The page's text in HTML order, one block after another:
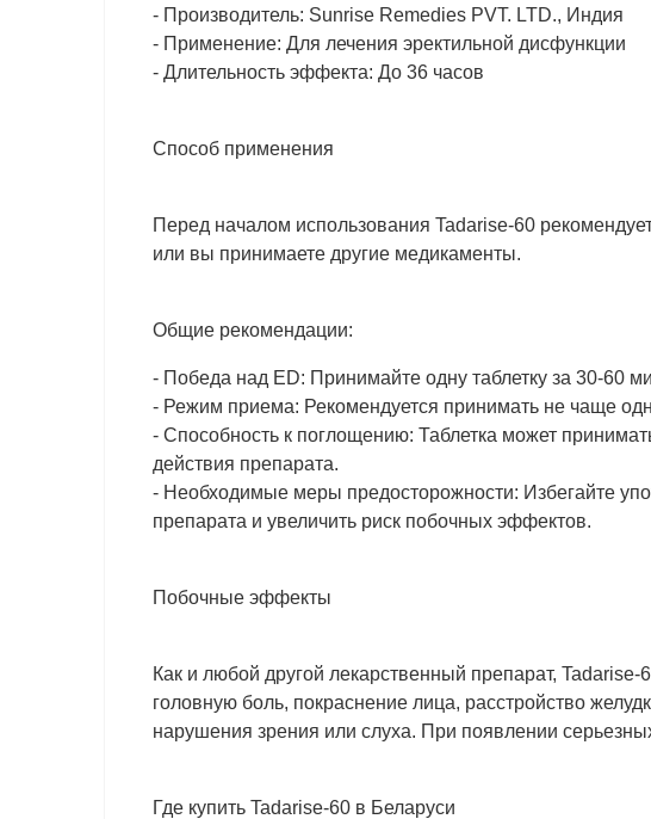
- Производитель: Sunrise Remedies PVT. LTD., Индия
- Применение: Для лечения эректильной дисфункции
- Длительность эффекта: До 36 часов
Способ применения
Перед началом использования Tadarise-60
или вы принимаете другие медикаменты.
Общие рекомендации:
- Победа над ED: Принимайте одну таблетку за 30-60
- Режим приема: Рекомендуется принимать не чаще
- Способность к поглощению: Таблетка может
действия препарата.
- Необходимые меры предосторожности: Избегайте
препарата и увеличить риск побочных эффектов.
Побочные эффекты
Как и любой другой лекарственный препарат,
головную боль, покраснение лица, расстройство
нарушения зрения или слуха. При появлении
Где купить Tadarise-60 в Беларуси